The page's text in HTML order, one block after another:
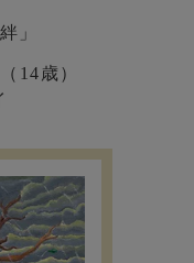
」
14歳）